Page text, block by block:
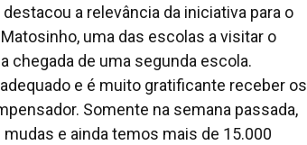
a relevância da iniciativa para o
uma das escolas a visitar o
chegada de uma segunda escola.
e é muito gratificante receber os
Somente na semana passada,
e ainda temos mais de 15.000